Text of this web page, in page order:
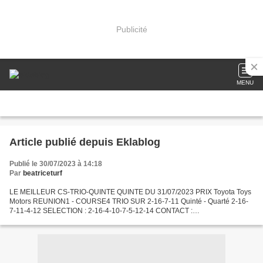
Publicité
MENU
Article publié depuis Eklablog
Publié le 30/07/2023 à 14:18
Par beatriceturf
LE MEILLEUR CS-TRIO-QUINTE QUINTE DU 31/07/2023 PRIX Toyota Toys
Motors REUNION1 - COURSE4 TRIO SUR 2-16-7-11 Quinté - Quarté 2-16-
7-11-4-12 SELECTION : 2-16-4-10-7-5-12-14 CONTACT :
CORRESPONDANT AFRIQUE...